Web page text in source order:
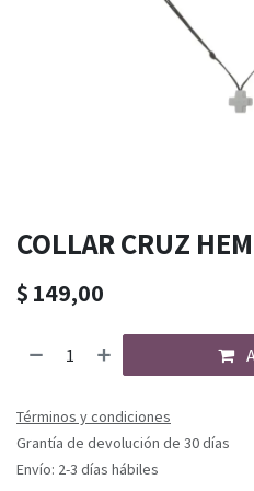
COLLAR CRUZ
$ 149,00
Términos y condiciones
Grantía de devolución de 30 días
Envío: 2-3 días hábiles